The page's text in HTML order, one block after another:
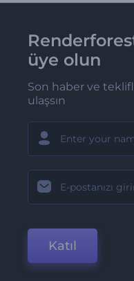
üye olun
Son haber ve
ulaşsın
Katıl